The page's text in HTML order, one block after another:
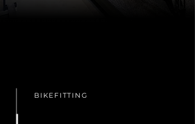
BIKEFITTING